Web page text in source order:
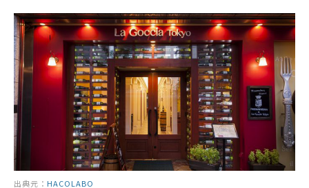
出典元： HACOLABO